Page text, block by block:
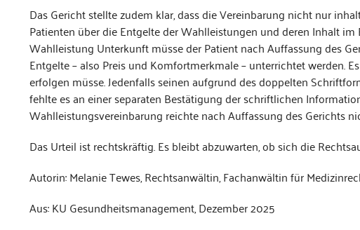
Das Gericht stellte zudem klar, dass die Vereinbarung nicht nur
Patienten über die Entgelte der Wahlleistungen und deren Inhalt
Wahlleistung Unterkunft müsse der Patient nach Auffassung des
Entgelte – also Preis und Komfortmerkmale – unterrichtet werden.
erfolgen müsse. Jedenfalls seinen aufgrund des doppelten
fehlte es an einer separaten Bestätigung der schriftlichen
Wahlleistungsvereinbarung reichte nach Auffassung des Gerichts
Das Urteil ist rechtskräftig. Es bleibt abzuwarten, ob sich die
Autorin: Melanie Tewes, Rechtsanwältin, Fachanwältin für
Aus: KU Gesundheitsmanagement, Dezember 2025